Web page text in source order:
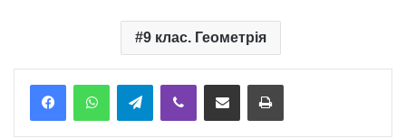
9 клас. Геометрія
TelegramViber Надіслати електронною поштоюНадрукувати